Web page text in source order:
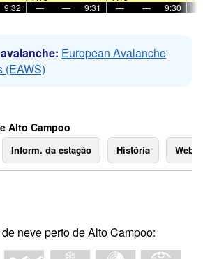
9:32 — — 9:31 — — 9:30
European Avalanche
(EAWS)
Alto Campoo
Inform. da estação História
neve perto de Alto Campoo: